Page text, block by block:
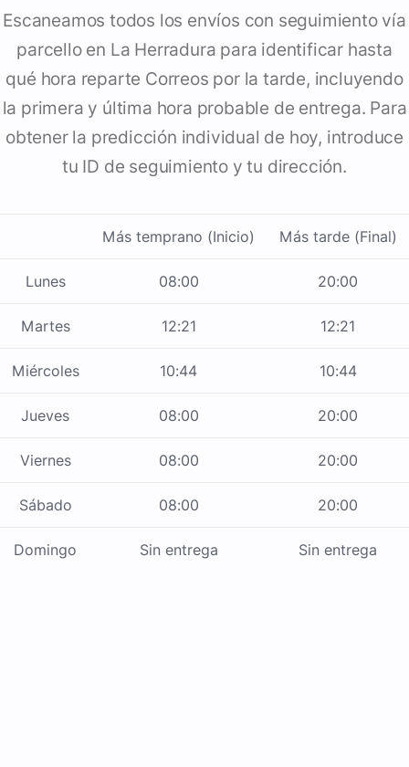
Escaneamos todos los envíos con seguimiento vía
parcello en La Herradura para identificar hasta
qué hora reparte Correos por la tarde, incluyendo
la primera y última hora probable de entrega. Para
obtener la predicción individual de hoy, introduce
tu ID de seguimiento y tu dirección.
Más temprano (Inicio) Más tarde (Final)
Lunes 08:00 20:00
Martes 12:21 12:21
Miércoles 10:44 10:44
Jueves 08:00 20:00
Viernes 08:00 20:00
Sábado 08:00 20:00
Domingo Sin entrega Sin entrega